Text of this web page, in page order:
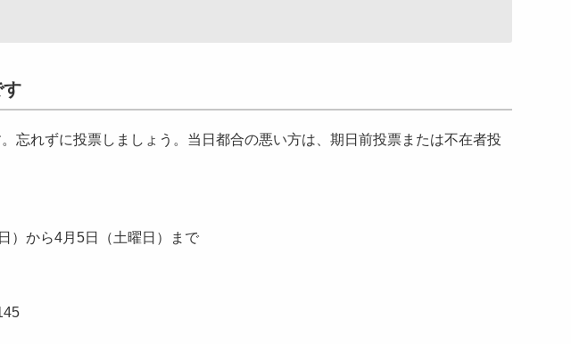
す
忘れずに投票しましょう。当日都合の悪い方は、期日前投票または不在者投
）から4月5日（土曜日）まで